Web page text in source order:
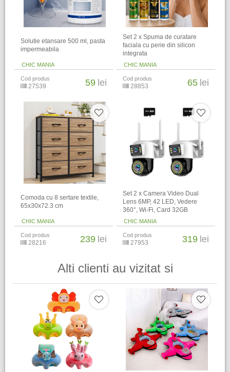
Solutie etansare 500 ml, pasta
impermeabila
CHIC MANIA
Cod produs
27539 59 lei
Set 2 x Spuma de curatare
faciala cu perie din silicon
integrata
CHIC MANIA
Cod produs
28853 65 lei
Comoda cu 8 sertare textile,
65x30x72.3 cm
CHIC MANIA
Cod produs
28216 239 lei
Set 2 x Camera Video Dual
Lens 6MP, 42 LED, Vedere
360°, Wi-Fi, Card 32GB
CHIC MANIA
Cod produs
27953 319 lei
Alti clienti au vizitat si